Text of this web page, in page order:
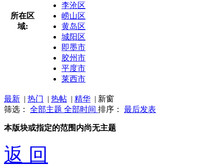
所在区
域:
李沧区
崂山区
黄岛区
城阳区
即墨市
胶州市
平度市
莱西市
最新 | 热门 | 热帖 | 精华 | 新窗
筛选： 全部主题 全部时间 排序： 最后发表
本版块或指定的范围内尚无主题
返 回